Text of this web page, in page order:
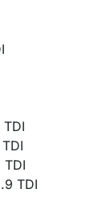
TDI
TDI